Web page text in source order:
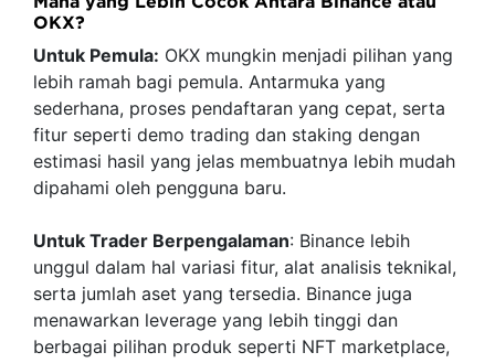
OKX?
Untuk Pemula: OKX mungkin menjadi pilihan yang
lebih ramah bagi pemula. Antarmuka yang
sederhana, proses pendaftaran yang cepat, serta
fitur seperti demo trading dan staking dengan
estimasi hasil yang jelas membuatnya lebih mudah
dipahami oleh pengguna baru.
Untuk Trader Berpengalaman: Binance lebih
unggul dalam hal variasi fitur, alat analisis teknikal,
serta jumlah aset yang tersedia. Binance juga
menawarkan leverage yang lebih tinggi dan
berbagai pilihan produk seperti NFT marketplace,